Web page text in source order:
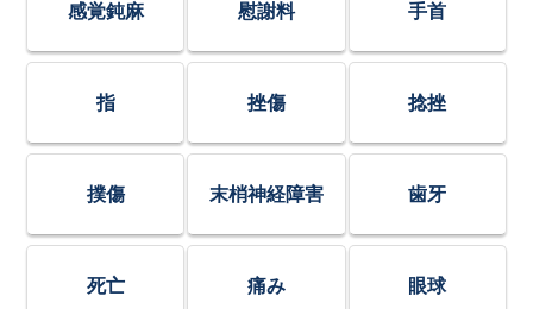
感覚鈍麻 慰謝料 手首
指 挫傷 捻挫
撲傷 末梢神経障害 歯牙
死亡 痛み 眼球